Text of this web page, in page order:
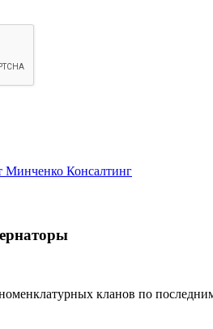
Минченко Консалтинг
кланов по